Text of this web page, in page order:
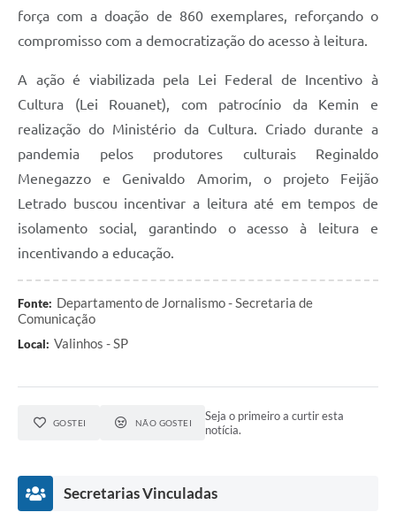
força com a doação de 860 exemplares, reforçando o
compromisso com a democratização do acesso à leitura.
A ação é viabilizada pela Lei Federal de Incentivo à
Cultura (Lei Rouanet), com patrocínio da Kemin e
realização do Ministério da Cultura. Criado durante a
pandemia pelos produtores culturais Reginaldo
Menegazzo e Genivaldo Amorim, o projeto Feijão
Letrado buscou incentivar a leitura até em tempos de
isolamento social, garantindo o acesso à leitura e
incentivando a educação.
Fonte: Departamento de Jornalismo - Secretaria de
Comunicação
Local: Valinhos - SP
GOSTEI NÃO GOSTEI
Seja o primeiro a curtir esta
notícia.
Secretarias Vinculadas